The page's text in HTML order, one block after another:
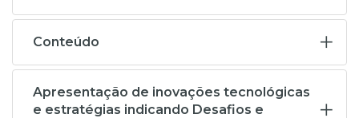
Conteúdo
Apresentação de inovações tecnológicas
e estratégias indicando Desafios e